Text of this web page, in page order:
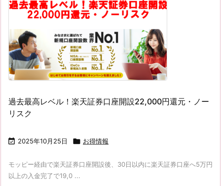
過去最高レベル！楽天証券口座開設22,000円還元・ノー
リスク
 2025年10月25日  お得情報
モッピー経由で楽天証券口座開設後、30日以内に楽天証券口座へ5万円
以上の入金完了で19,0 ...